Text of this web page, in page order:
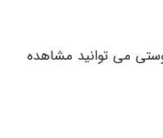
می توانید مشاهده